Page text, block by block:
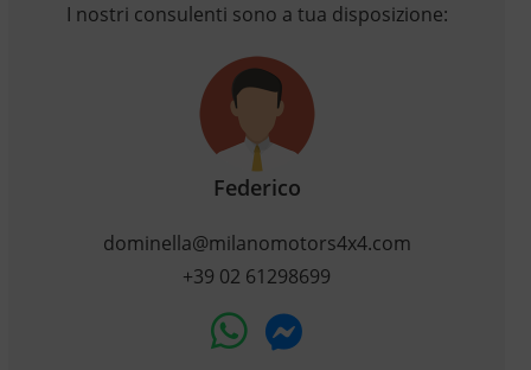
I nostri consulenti sono a tua disposizione:
Federico
dominella@milanomotors4x4.com
+39 02 61298699